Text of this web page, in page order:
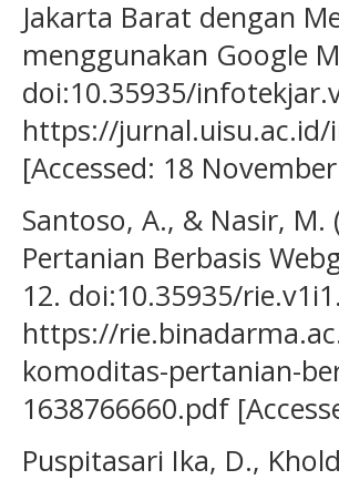
Jakarta Barat dengan
menggunakan Google
doi:10.35935/
https://
[Accessed: 18
Santoso, A., & Nasir, M.
Pertanian Berbasis
12. doi:10.35935/
https://
komoditas-pertanian-
1638766660.pdf
Puspitasari Ika, D.,